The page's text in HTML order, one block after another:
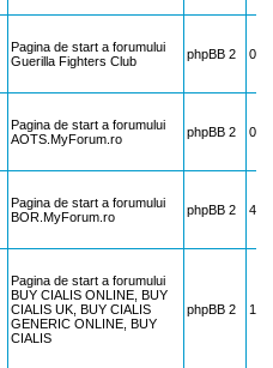
Pagina de start a forumului
Guerilla Fighters Club
phpBB 2 0
Pagina de start a forumului
AOTS.MyForum.ro
phpBB 2 0
Pagina de start a forumului
BOR.MyForum.ro
phpBB 2 43
Pagina de start a forumului
BUY CIALIS ONLINE, BUY
CIALIS UK, BUY CIALIS
GENERIC ONLINE, BUY
CIALIS
phpBB 2 16